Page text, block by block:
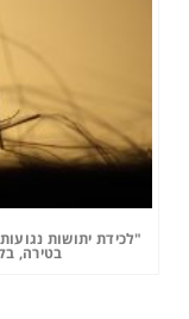
"לכידת יתושות
בטירה,